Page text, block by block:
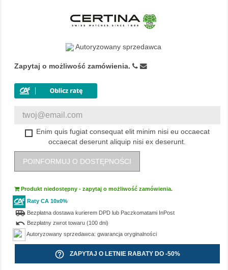
Autoryzowany sprzedawca
Zapytaj o możliwość zamówienia.
Enim quis fugiat consequat elit minim nisi eu occaecat
occaecat deserunt aliquip nisi ex deserunt.
POINFORMUJ O DOSTĘPNOŚCI
Produkt niedostępny - zapytaj o możliwość zamówienia.
Raty CA 10x0%
airport_shuttleBezpłatna dostawa kurierem DPD lub Paczkomatami InPost
undo Bezpłatny zwrot towaru (100 dni)
Autoryzowany sprzedawca: gwarancja oryginalności
help_outline ZAPYTAJ O LETNIE RABATY DO -50%